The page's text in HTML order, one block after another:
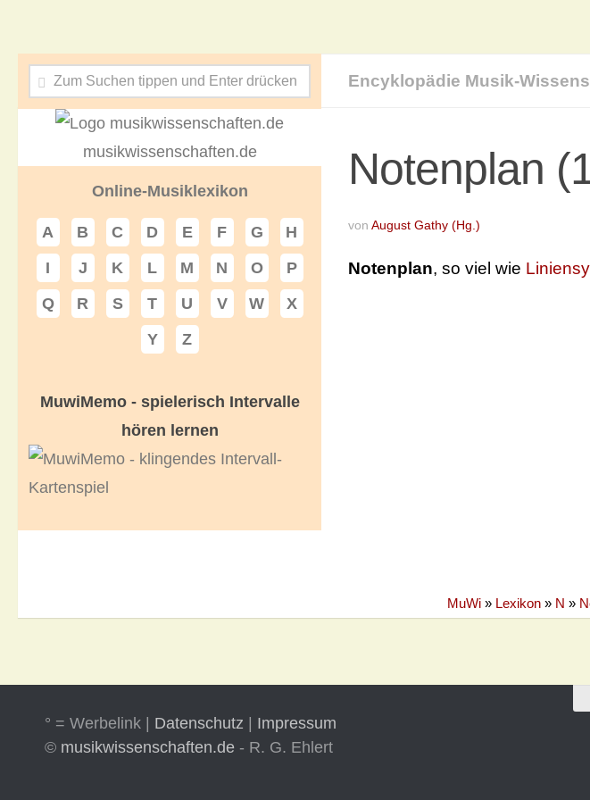
Encyklopädie Musik-
Notenplan
von August Gathy (Hg.)
Notenplan, so viel wie
musikwissenschaften.de
Online-Musiklexikon
A B C D E F G
H
I
J K L M N O
P
Q
R S T U V W
X
Y
Z
MuwiMemo - spielerisch Intervalle
hören lernen
MuWi » Lexikon » N »
° = Werbelink | Datenschutz
Impressum
© musikwissenschaften.de - R. G. Ehlert